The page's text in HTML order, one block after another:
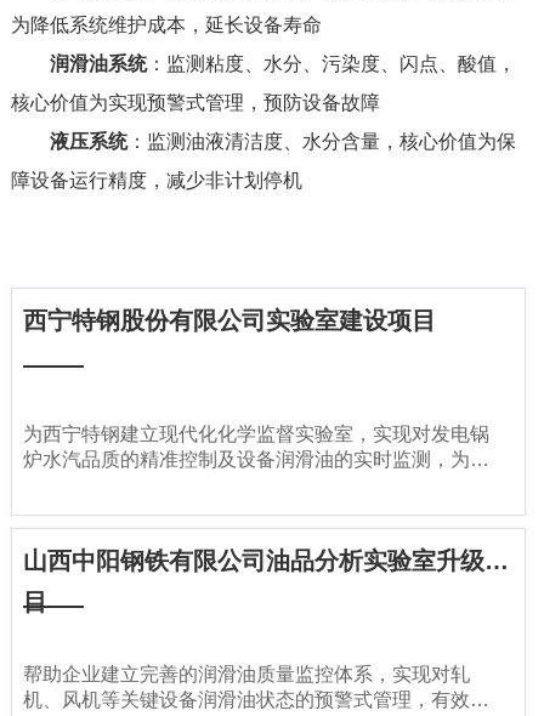
为降低系统维护成本，延长设备寿命
润滑油系统：监测粘度、水分、污染度、闪点、酸值，
核心价值为实现预警式管理，预防设备故障
液压系统：监测油液清洁度、水分含量，核心价值为保
障设备运行精度，减少非计划停机
西宁特钢股份有限公司实验室建设项目
为西宁特钢建立现代化化学监督实验室，实现对发电锅
炉水汽品质的精准控制及设备润滑油的实时监测，为钢
山西中阳钢铁有限公司油品分析实验室升级项
目
帮助企业建立完善的润滑油质量监控体系，实现对轧
机、风机等关键设备润滑油状态的预警式管理，有效预